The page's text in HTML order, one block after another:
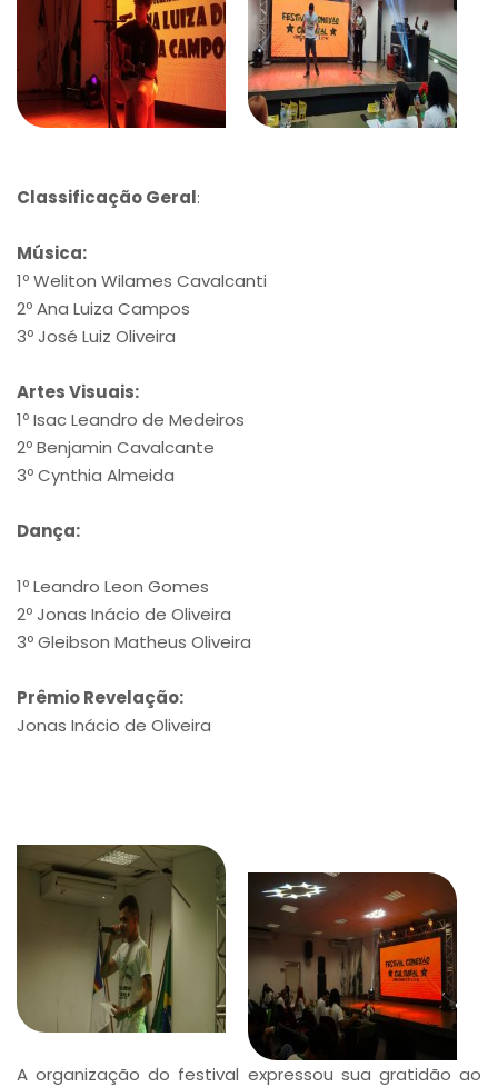
Classificação Geral:
Música:
1º Weliton Wilames Cavalcanti
2º Ana Luiza Campos
3º José Luiz Oliveira
Artes Visuais:
1º Isac Leandro de Medeiros
2º Benjamin Cavalcante
3º Cynthia Almeida
Dança:
1º Leandro Leon Gomes
2º Jonas Inácio de Oliveira
3º Gleibson Matheus Oliveira
Prêmio Revelação:
Jonas Inácio de Oliveira
A organização do festival expressou sua gratidão ao